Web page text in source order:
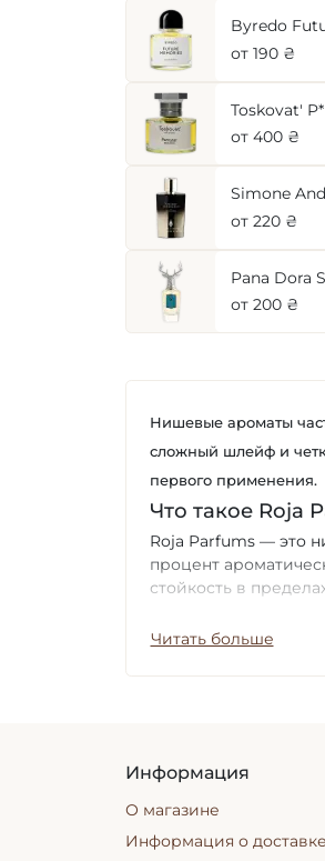
Byredo
Memories
от 190 ₴
Toskovat'
(Noyau
от 400 ₴
Simone
Apricot
от 220 ₴
Pana Dora
от 200 ₴
Нишевые ароматы
сложный шлейф и
первого применения.
Что такое Roja
Roja Parfums — это
процент
стойкость в
Как выбрать
Начните с
мероприятий –
Читать больше
Информация
О магазине
Информация о доставке